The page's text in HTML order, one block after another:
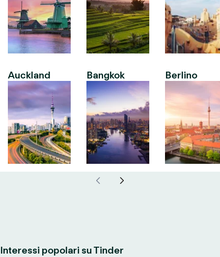
Auckland Bangkok Berlino
Interessi popolari su Tinder